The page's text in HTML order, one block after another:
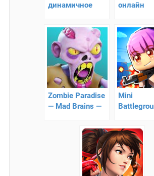
динамичное
онлайн
острове
Zombie Paradise
— Mad Brains —
апокалипсис
Mini
сражения